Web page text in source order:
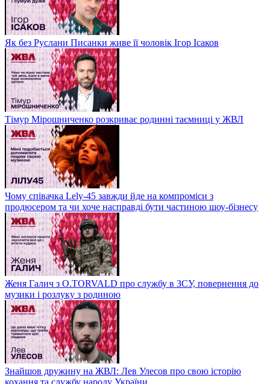
Як без Руслани Писанки живе її чоловік Ігор Ісаков
Тімур Мірошниченко розкриває родинні таємниці у ЖВЛ
Чому співачка Lely-45 завжди йде на компроміси з
продюсером та чи хоче насправді бути частиною шоу-бізнесу
Женя Галич з O.TORVALD про службу в ЗСУ, повернення до
музики і розлуку з родиною
Знайшов дружину на ЖВЛ: Лев Улесов про свою історію
кохання та службу народу України